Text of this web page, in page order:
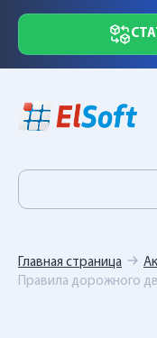
Главная страница
Правила дорожного